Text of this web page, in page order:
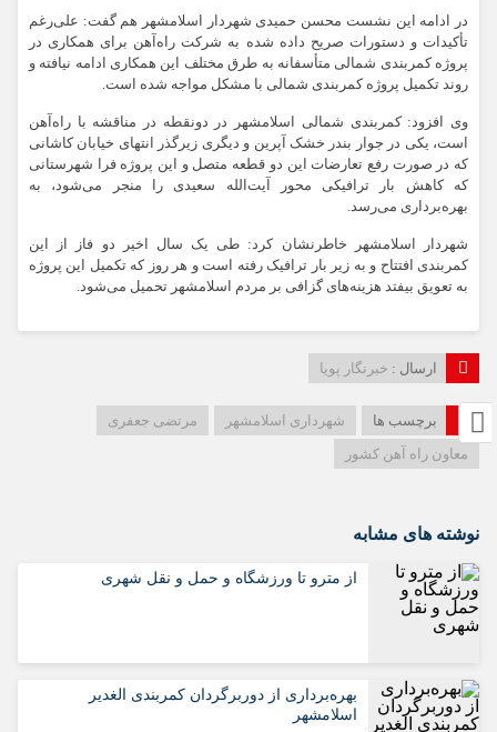
در ادامه این نشست محسن حمیدی شهردار اسلامشهر هم گفت: علی‌رغم
تأکیدات و دستورات صریح داده شده به شرکت راه‌آهن برای همکاری در
پروژه کمربندی شمالی متأسفانه به طرق مختلف این همکاری ادامه نیافته و
روند تکمیل پروژه کمربندی شمالی با مشکل مواجه شده است.
وی افزود: کمربندی شمالی اسلامشهر در دونقطه در مناقشه با راه‌آهن
است، یکی در جوار بندر خشک آپرین و دیگری زیرگذر انتهای خیابان کاشانی
که در صورت رفع تعارضات این دو قطعه متصل و این پروژه فرا شهرستانی
که کاهش بار ترافیکی محور آیت‌الله سعیدی را منجر می‌شود، به
بهره‌برداری می‌رسد.
شهردار اسلامشهر خاطرنشان کرد: طی یک سال اخیر دو فاز از این
کمربندی افتتاح و به زیر بار ترافیک رفته است و هر روز که تکمیل این پروژه
به تعویق بیفتد هزینه‌های گزافی بر مردم اسلامشهر تحمیل می‌شود.
ارسال : خبرنگار پویا
برچسب ها شهرداری اسلامشهر
مرتضی جعفری
معاون راه آهن کشور
نوشته های مشابه
از مترو تا ورزشگاه و حمل‌ و نقل شهری
بهره‌برداری از دوربرگردان کمربندی الغدیر
اسلامشهر